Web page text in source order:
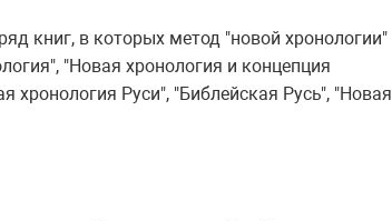
книг, в которых метод "новой хронологии"
"Новая хронология и концепция
хронология Руси", "Библейская Русь", "Новая